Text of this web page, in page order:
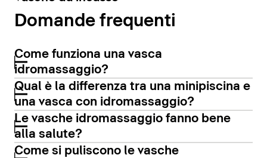
Domande frequenti
Come funziona una vasca
idromassaggio?
Qual è la differenza tra una minipiscina e
una vasca con idromassaggio?
Le vasche idromassaggio fanno bene
alla salute?
Come si puliscono le vasche